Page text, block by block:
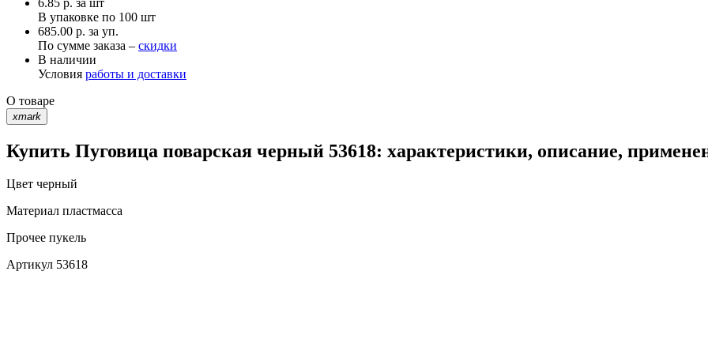
В упаковке по 100 шт
685.00 р. за уп.
По сумме заказа – скидки
В наличии
Условия работы и доставки
О товаре
xmark
Купить Пуговица поварская черный 53618: характеристики, описание,
Цвет черный
Материал пластмасса
Прочее пукель
Артикул 53618